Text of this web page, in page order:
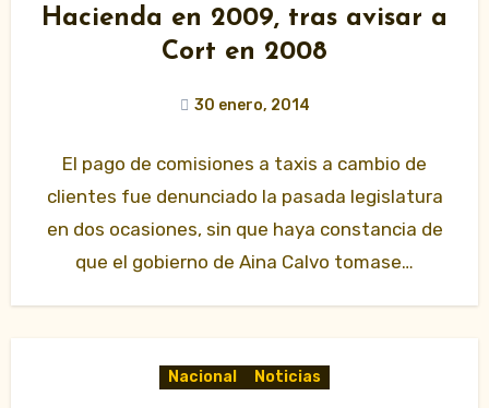
Hacienda en 2009, tras avisar a
Cort en 2008
30 enero, 2014
El pago de comisiones a taxis a cambio de
clientes fue denunciado la pasada legislatura
en dos ocasiones, sin que haya constancia de
que el gobierno de Aina Calvo tomase…
Nacional Noticias